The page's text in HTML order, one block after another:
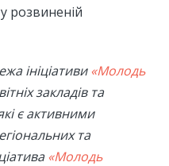
розвиненій
ініціативи«Молодь
закладів та
є активними
та
«Молодь